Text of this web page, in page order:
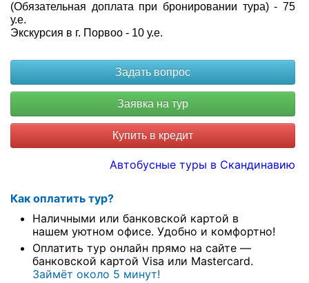
(Обязательная доплата при бронировании тура) - 75
у.е.
Экскурсия в г. Порвоо - 10 у.е.
Купить в кредит
Автобусные туры в Скандинавию
Как оплатить тур?
Наличными или банковской картой в
нашем уютном офисе. Удобно и комфортно!
Оплатить тур онлайн прямо на сайте —
банковской картой Visa или Mastercard.
Займёт около 5 минут!